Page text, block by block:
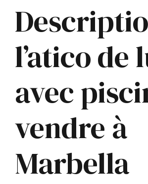
l’atico de
avec
vendre à
Marbella